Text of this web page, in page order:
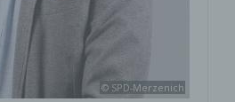
© SPD-Merzenich